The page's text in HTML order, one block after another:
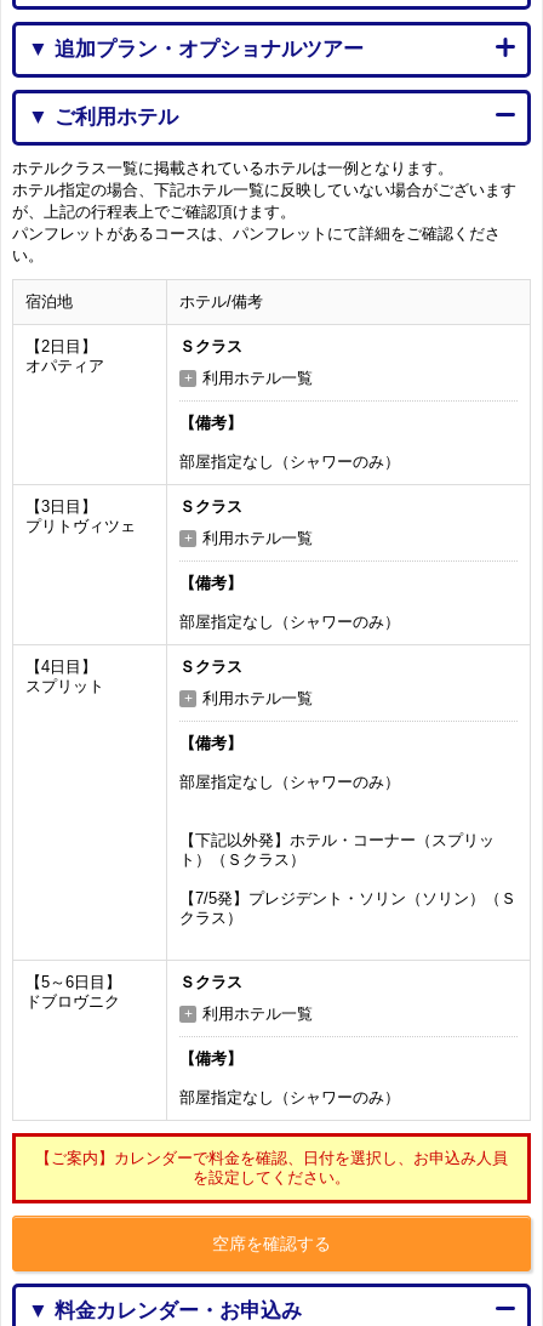
▼ 追加プラン・オプショナルツアー
▼ ご利用ホテル
ホテルクラス一覧に掲載されているホテルは一例となります。
ホテル指定の場合、下記ホテル一覧に反映していない場合がございます
が、上記の行程表上でご確認頂けます。
パンフレットがあるコースは、パンフレットにて詳細をご確認くださ
い。
宿泊地 ホテル/備考
【2日目】
オパティア
Ｓクラス
利用ホテル一覧
【備考】
部屋指定なし（シャワーのみ）
【3日目】
プリトヴィツェ
Ｓクラス
利用ホテル一覧
【備考】
部屋指定なし（シャワーのみ）
【4日目】
スプリット
Ｓクラス
利用ホテル一覧
【備考】
部屋指定なし（シャワーのみ）
【下記以外発】ホテル・コーナー（スプリッ
ト）（Ｓクラス）
【7/5発】プレジデント・ソリン（ソリン）（Ｓ
クラス）
【5～6日目】
ドブロヴニク
Ｓクラス
利用ホテル一覧
【備考】
部屋指定なし（シャワーのみ）
【ご案内】カレンダーで料金を確認、日付を選択し、お申込み人員
を設定してください。
空席を確認する
▼ 料金カレンダー・お申込み